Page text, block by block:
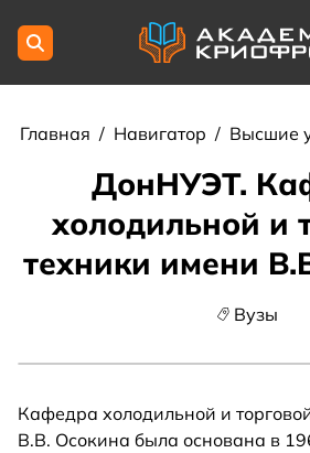
Главная / Навигатор / Высшие
ДонНУЭТ.
холодильной и
техники имени
Вузы
Кафедра холодильной и
В.В. Осокина была основана в